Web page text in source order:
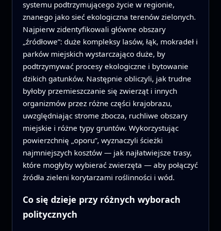
systemu podtrzymującego życie w regionie,
znanego jako sieć ekologiczna terenów zielonych.
Najpierw zidentyfikowali główne obszary
„źródłowe”: duże kompleksy lasów, łąk, mokradeł i
parków miejskich wystarczająco duże, by
podtrzymywać procesy ekologiczne i bytowanie
dzikich gatunków. Następnie obliczyli, jak trudne
byłoby przemieszczanie się zwierząt i innych
organizmów przez różne części krajobrazu,
uwzględniając strome zbocza, ruchliwe obszary
miejskie i różne typy gruntów. Wykorzystując
powierzchnię „oporu”, wyznaczyli ścieżki
najmniejszych kosztów — jak najłatwiejsze trasy,
które mogłyby wybierać zwierzęta — aby połączyć
źródła zieleni korytarzami roślinności i wód.
Co się dzieje przy różnych wyborach
politycznych